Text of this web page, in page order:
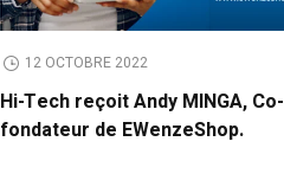
12 OCTOBRE 2022
Hi-Tech reçoit Andy MINGA, Co-
fondateur de EWenzeShop.